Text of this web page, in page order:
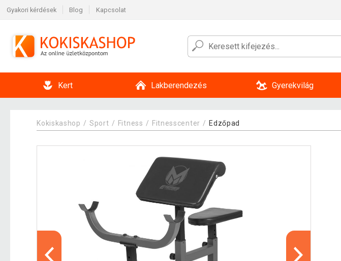
Gyakori kérdések Blog Kapcsolat
Kert Lakberendezés Gyerekvilág
Kokiskashop Sport Fitness Fitnesscenter Edzőpad